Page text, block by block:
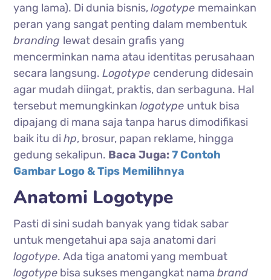
yang lama). Di dunia bisnis,logotype memainkan
peran yang sangat penting dalam membentuk
branding lewat desain grafis yang
mencerminkan nama atau identitas perusahaan
secara langsung.Logotype cenderung didesain
agar mudah diingat, praktis, dan serbaguna. Hal
tersebut memungkinkanlogotype untuk bisa
dipajang di mana saja tanpa harus dimodifikasi
baik itu dihp, brosur, papan reklame, hingga
gedung sekalipun. Baca Juga:7 Contoh
Gambar Logo & Tips Memilihnya
Anatomi Logotype
Pasti di sini sudah banyak yang tidak sabar
untuk mengetahui apa saja anatomi dari
logotype. Ada tiga anatomi yang membuat
logotype bisa sukses mengangkat namabrand